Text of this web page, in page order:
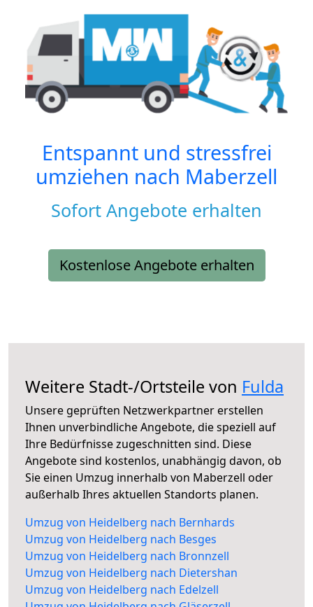
Entspannt und stressfrei
umziehen nach Maberzell
Sofort Angebote erhalten
Kostenlose Angebote erhalten
Weitere Stadt-/Ortsteile von Fulda
Unsere geprüften Netzwerkpartner erstellen
Ihnen unverbindliche Angebote, die speziell auf
Ihre Bedürfnisse zugeschnitten sind. Diese
Angebote sind kostenlos, unabhängig davon, ob
Sie einen Umzug innerhalb von Maberzell oder
außerhalb Ihres aktuellen Standorts planen.
Umzug von Heidelberg nach Bernhards
Umzug von Heidelberg nach Besges
Umzug von Heidelberg nach Bronnzell
Umzug von Heidelberg nach Dietershan
Umzug von Heidelberg nach Edelzell